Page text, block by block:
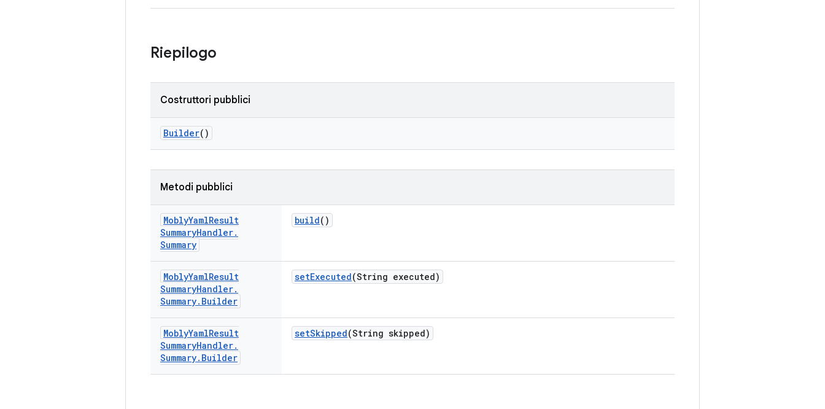
Riepilogo
Costruttori pubblici
Builder()
Metodi pubblici
MoblyYamlResult
SummaryHandler.
Summary
build()
MoblyYamlResult
SummaryHandler.
Summary. Builder
setExecuted(String executed)
MoblyYamlResult
SummaryHandler.
Summary. Builder
setSkipped(String skipped)